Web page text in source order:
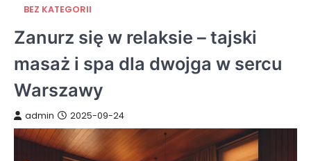
BEZ KATEGORII
Zanurz się w relaksie – tajski
masaż i spa dla dwojga w sercu
Warszawy
admin 2025-09-24